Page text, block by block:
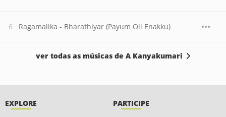
Ragamalika - Bharathiyar (Payum Oli Enakku)
ver todas as músicas de A Kanyakumari
EXPLORE PARTICIPE